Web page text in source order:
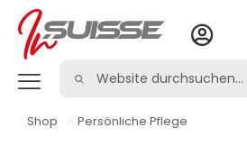
Shop > Persönliche Pflege